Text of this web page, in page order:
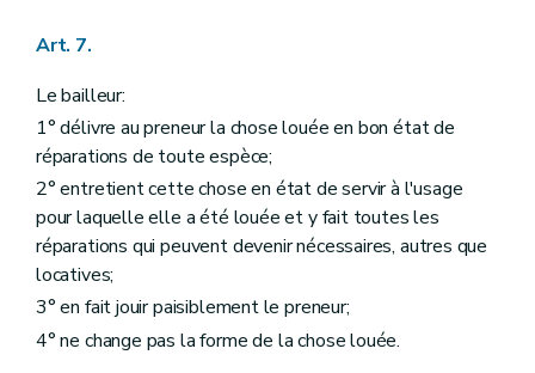
Art. 7.
Le bailleur:
1° délivre au preneur la chose louée en bon état de
réparations de toute espèce;
2° entretient cette chose en état de servir à l'usage
pour laquelle elle a été louée et y fait toutes les
réparations qui peuvent devenir nécessaires, autres que
locatives;
3° en fait jouir paisiblement le preneur;
4° ne change pas la forme de la chose louée.